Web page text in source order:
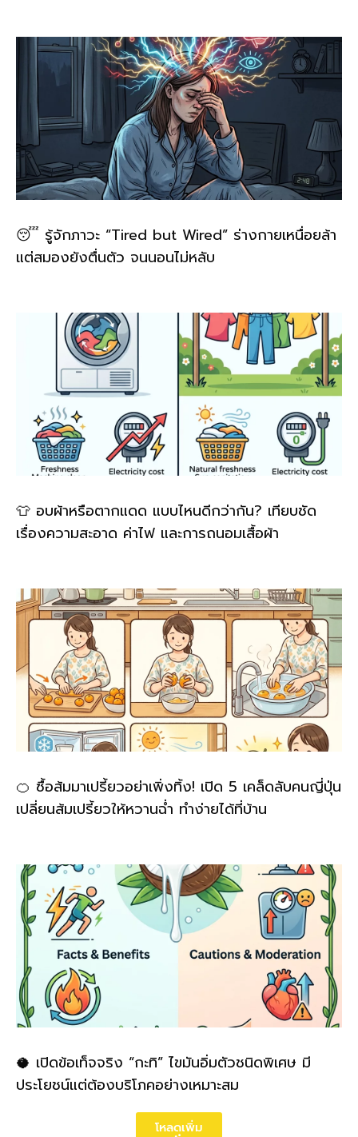
k
😴 รู้จักภาวะ “Tired but Wired” ร่างกายเหนื่อยล้า
แต่สมองยังตื่นตัว จนนอนไม่หลับ
👕 อบผ้าหรือตากแดด แบบไหนดีกว่ากัน? เทียบชัด
เรื่องความสะอาด ค่าไฟ และการถนอมเสื้อผ้า
🍊 ซื้อส้มมาเปรี้ยวอย่าเพิ่งทิ้ง! เปิด 5 เคล็ดลับคนญี่ปุ่น
เปลี่ยนส้มเปรี้ยวให้หวานฉ่ำ ทำง่ายได้ที่บ้าน
🥥 เปิดข้อเท็จจริง “กะทิ” ไขมันอิ่มตัวชนิดพิเศษ มี
ประโยชน์แต่ต้องบริโภคอย่างเหมาะสม
โหลดเพิ่ม